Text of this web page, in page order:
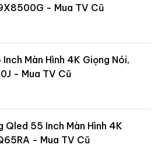
- Mua TV Cũ
Màn Hình 4K Giọng Nói,
- Mua TV Cũ
Qled 55 Inch Màn Hình 4K
- Mua TV Cũ